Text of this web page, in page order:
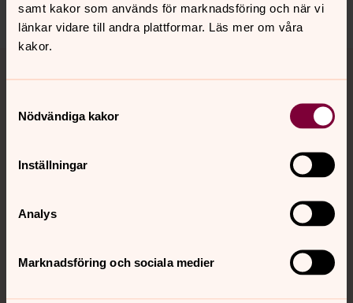
samt kakor som används för marknadsföring och när vi
länkar vidare till andra plattformar. Läs mer om våra
kakor.
Nödvändiga kakor
Inställningar
Analys
Marknadsföring och sociala medier
Dela
Tillbaka till toppen
Tillbaka till innehållet